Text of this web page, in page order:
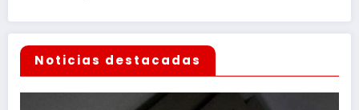
Noticias destacadas